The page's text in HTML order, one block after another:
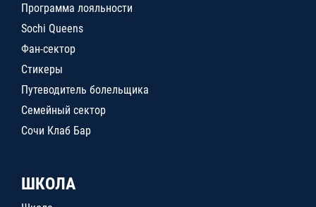
Программа лояльности
Sochi Queens
Фан-сектор
Стикеры
Путеводитель болельщика
Семейный сектор
Сочи Клаб Бар
ШКОЛА